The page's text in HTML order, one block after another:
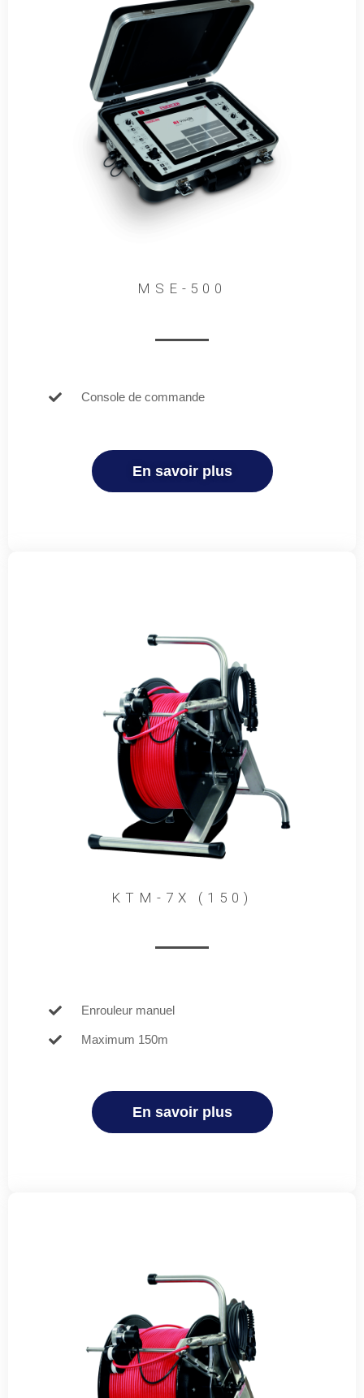
MSE-500
Console de commande
En savoir plus
KTM-7X (150)
Enrouleur manuel
Maximum 150m
En savoir plus